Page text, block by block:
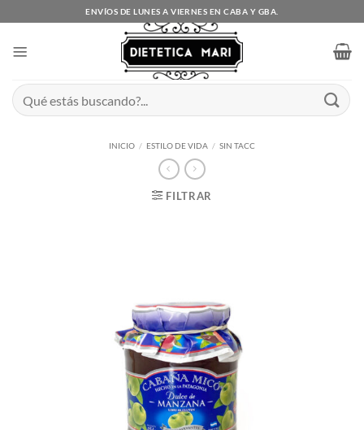
al
ENVÍOS DE LUNES A VIERNES EN CABA Y GBA.
Buscar
por:
INICIO / ESTILO DE VIDA / SIN TACC
FILTRAR